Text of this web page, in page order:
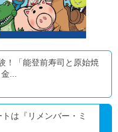
！「能登前寿司と原始焼
...
は『リメンバー・ミ